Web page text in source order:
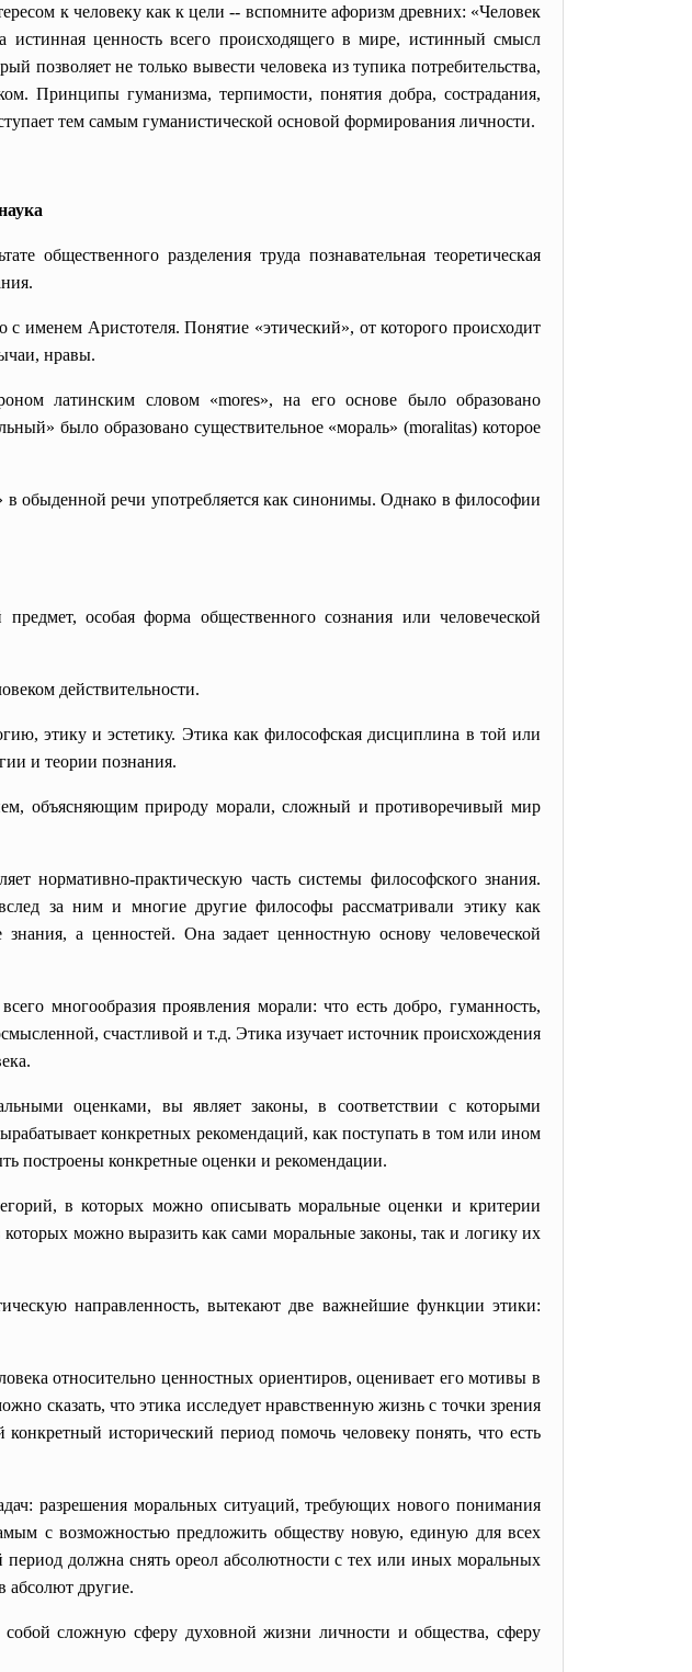
к человеку как к цели -- вспомните афоризм древних: «Человек
ценность всего происходящего в мире, истинный смысл
позволяет не только вывести человека из тупика потребительства,
Принципы гуманизма, терпимости, понятия добра, сострадания,
тем самым гуманистической основой формирования личности.
общественного разделения труда познавательная теоретическая
именем Аристотеля. Понятие «этический», от которого происходит
нравы.
латинским словом «mores», на его основе было образовано
было образовано существительное «мораль» (moralitas) которое
в обыденной речи употребляется как синонимы. Однако в философии
особая форма общественного сознания или человеческой
действительности.
этику и эстетику. Этика как философская дисциплина в той или
и теории познания.
объясняющим природу морали, сложный и противоречивый мир
нормативно-практическую часть системы философского знания.
за ним и многие другие философы рассматривали этику как
а ценностей. Она задает ценностную основу человеческой
многообразия проявления морали: что есть добро, гуманность,
счастливой и т.д. Этика изучает источник происхождения
оценками, вы являет законы, в соответствии с которыми
конкретных рекомендаций, как поступать в том или ином
построены конкретные оценки и рекомендации.
в которых можно описывать моральные оценки и критерии
которых можно выразить как сами моральные законы, так и логику их
направленность, вытекают две важнейшие функции этики:
относительно ценностных ориентиров, оценивает его мотивы в
сказать, что этика исследует нравственную жизнь с точки зрения
исторический период помочь человеку понять, что есть
разрешения моральных ситуаций, требующих нового понимания
с возможностью предложить обществу новую, единую для всех
должна снять ореол абсолютности с тех или иных моральных
абсолют другие.
собой сложную сферу духовной жизни личности и общества, сферу